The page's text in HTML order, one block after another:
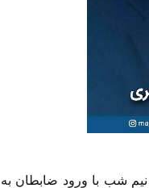
اخبار موثق آقای مصطفی دانشجو شامگاه شنبه ساعت ۱۱ و نیم شب با ورود ضابطان به